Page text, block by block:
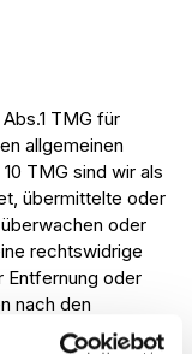
TMG für
allgemeinen
TMG sind wir als
übermittelte oder
oder
rechtswidrige
Entfernung oder
nach den
Eine